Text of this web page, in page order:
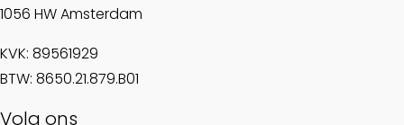
1056 HW Amsterdam
KVK: 89561929
BTW: 8650.21.879.B01
Volg ons